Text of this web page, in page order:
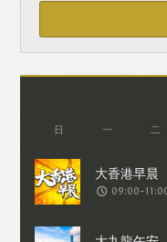
決定提供個人
該資料傳送並
廣告目標人士
告。不會因為
個目標廣告而
個人資料。 但
互動，則表示
你符合該廣告
日 一 二
09:00-